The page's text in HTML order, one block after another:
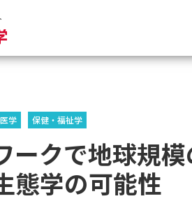
医学 保健・福祉学
ークで地球規
学の可能性